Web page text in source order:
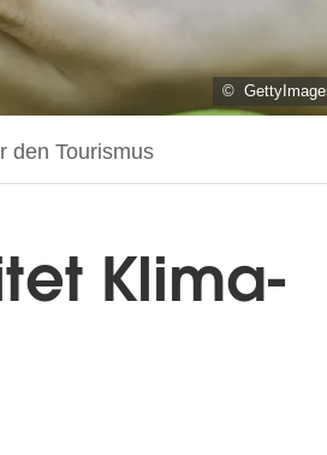
©
den Tourismus
Klima-